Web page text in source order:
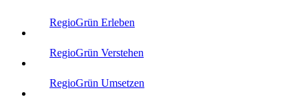
RegioGrün Erleben
RegioGrün Verstehen
RegioGrün Umsetzen